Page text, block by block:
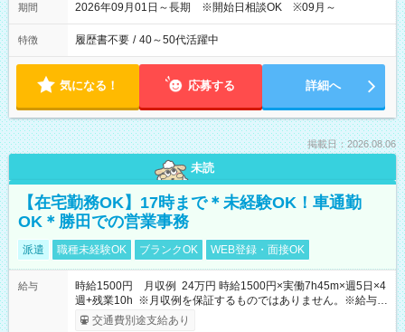
期間 2026年09月01日～長期 ※開始日相談OK ※09月～
特徴 履歴書不要 / 40～50代活躍中
気になる！ 応募する 詳細へ
掲載日：2026.08.06
未読
【在宅勤務OK】17時まで＊未経験OK！車通勤
OK＊勝田での営業事務
派遣 職種未経験OK ブランクOK WEB登録・面接OK
給与
時給1500円 月収例 24万円 時給1500円×実働7h45m×週5日×4
週+残業10h ※月収例を保証するものではありません。※給与即
受取りサービス利用可（利用条件有）
交通費別途支給あり